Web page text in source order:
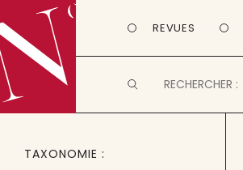
REVUES
TAXONOMIE